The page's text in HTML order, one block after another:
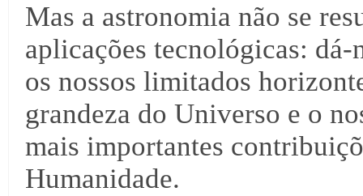
Mas a astronomia não se
aplicações tecnológicas:
os nossos limitados
grandeza do Universo e o
mais importantes
Humanidade.